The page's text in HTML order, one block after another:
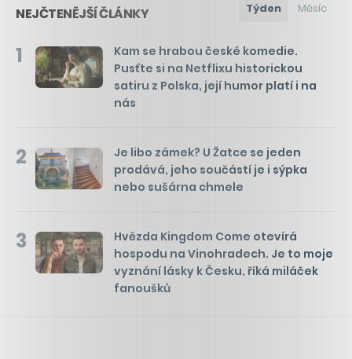
NEJČTENĚJŠÍ ČLÁNKY Týden Měsíc
1
Kam se hrabou české komedie.
Pusťte si na Netflixu historickou
satiru z Polska, její humor platí i na
nás
2
Je libo zámek? U Žatce se jeden
prodává, jeho součástí je i sýpka
nebo sušárna chmele
3
Hvězda Kingdom Come otevírá
hospodu na Vinohradech. Je to moje
vyznání lásky k Česku, říká miláček
fanoušků